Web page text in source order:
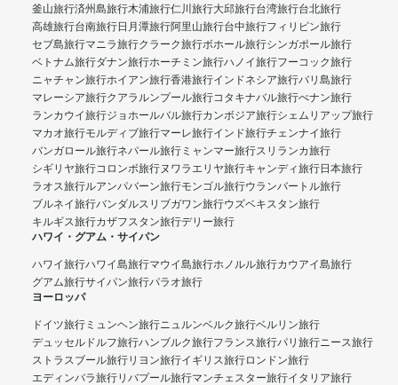
釜山旅行済州島旅行木浦旅行仁川旅行大邱旅行台湾旅行台北旅行
高雄旅行台南旅行日月潭旅行阿里山旅行台中旅行フィリピン旅行
セブ島旅行マニラ旅行クラーク旅行ボホール旅行シンガポール旅行
ベトナム旅行ダナン旅行ホーチミン旅行ハノイ旅行フーコック旅行
ニャチャン旅行ホイアン旅行香港旅行インドネシア旅行バリ島旅行
マレーシア旅行クアラルンプール旅行コタキナバル旅行ぺナン旅行
ランカウイ旅行ジョホールバル旅行カンボジア旅行シェムリアップ旅行
マカオ旅行モルディブ旅行マーレ旅行インド旅行チェンナイ旅行
バンガロール旅行ネパール旅行 ミャンマー旅行スリランカ旅行
シギリヤ旅行コロンボ旅行ヌワラエリヤ旅行キャンディ旅行日本旅行
ラオス旅行ルアンパバーン旅行モンゴル旅行ウランバートル旅行
ブルネイ旅行バンダルスリブガワン旅行ウズベキスタン旅行
キルギス旅行カザフスタン旅行デリー旅行
ハワイ・グアム・サイパン
ハワイ旅行ハワイ島旅行マウイ島旅行ホノルル旅行カウアイ島旅行
グアム旅行サイパン旅行パラオ旅行
ヨーロッパ
ドイツ旅行 ミュンヘン旅行ニュルンベルク旅行ベルリン旅行
デュッセルドルフ旅行ハンブルク旅行フランス旅行パリ旅行ニース旅行
ストラスブール旅行リヨン旅行イギリス旅行ロンドン旅行
エディンバラ旅行リバプール旅行マンチェスター旅行イタリア旅行